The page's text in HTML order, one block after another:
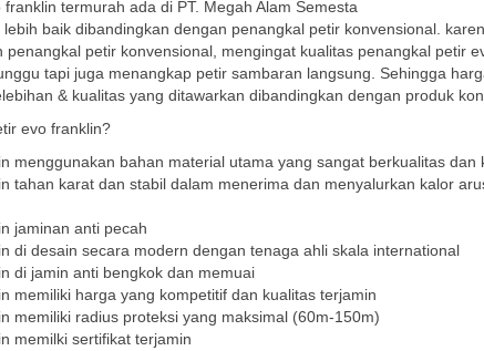
termurah ada di PT. Megah Alam Semesta
baik dibandingkan dengan penangkal petir konvensional.
penangkal petir konvensional, mengingat kualitas penangkal petir
tapi juga menangkap petir sambaran langsung. Sehingga
& kualitas yang ditawarkan dibandingkan dengan produk
evo franklin?
menggunakan bahan material utama yang sangat berkualitas dan
tahan karat dan stabil dalam menerima dan menyalurkan kalor
jaminan anti pecah
di desain secara modern dengan tenaga ahli skala international
di jamin anti bengkok dan memuai
memiliki harga yang kompetitif dan kualitas terjamin
memiliki radius proteksi yang maksimal (60m-150m)
memilki sertifikat terjamin